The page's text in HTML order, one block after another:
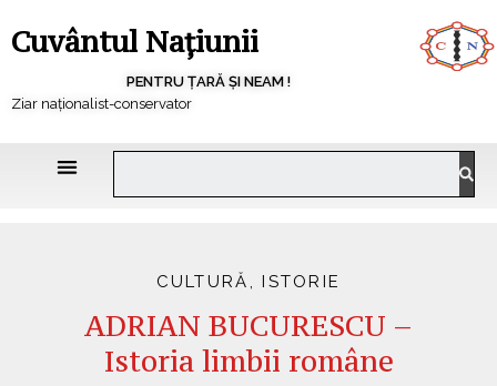
Cuvântul Națiunii
PENTRU ȚARĂ ȘI NEAM !
Ziar naționalist-conservator
CULTURĂ,ISTORIE
ADRIAN BUCURESCU –
Istoria limbii române